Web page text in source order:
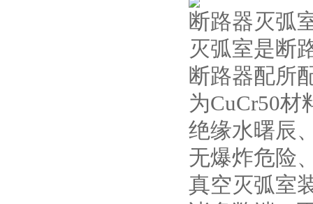
断路器灭弧
灭弧室是断
断路器配所
为CuCr50
绝缘水曙辰
无爆炸危险
真空灭弧室